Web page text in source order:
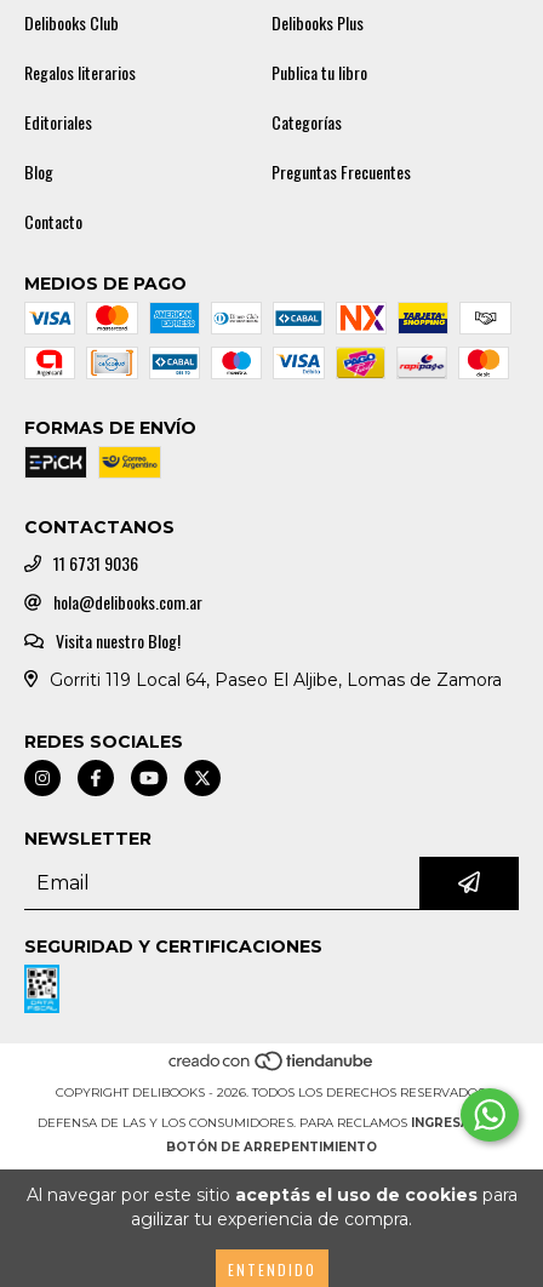
Al navegar por este sitio aceptás el uso de cookiespara
agilizar tu experiencia de compra.
ENTENDIDO
Delibooks Club
Delibooks Plus
Regalos literarios
Publica tu libro
Editoriales
Categorías
Blog
Preguntas Frecuentes
Contacto
MEDIOS DE PAGO
FORMAS DE ENVÍO
CONTACTANOS
11 6731 9036
hola@delibooks.com.ar
Visita nuestro Blog!
Gorriti 119 Local 64, Paseo El Aljibe, Lomas de Zamora
REDES SOCIALES
NEWSLETTER
SEGURIDAD Y CERTIFICACIONES
COPYRIGHT DELIBOOKS - 2026. TODOS LOS DERECHOS RESERVADOS.
DEFENSA DE LAS Y LOS CONSUMIDORES. PARA RECLAMOS
INGRESÁ ACÁ.
BOTÓN DE ARREPENTIMIENTO